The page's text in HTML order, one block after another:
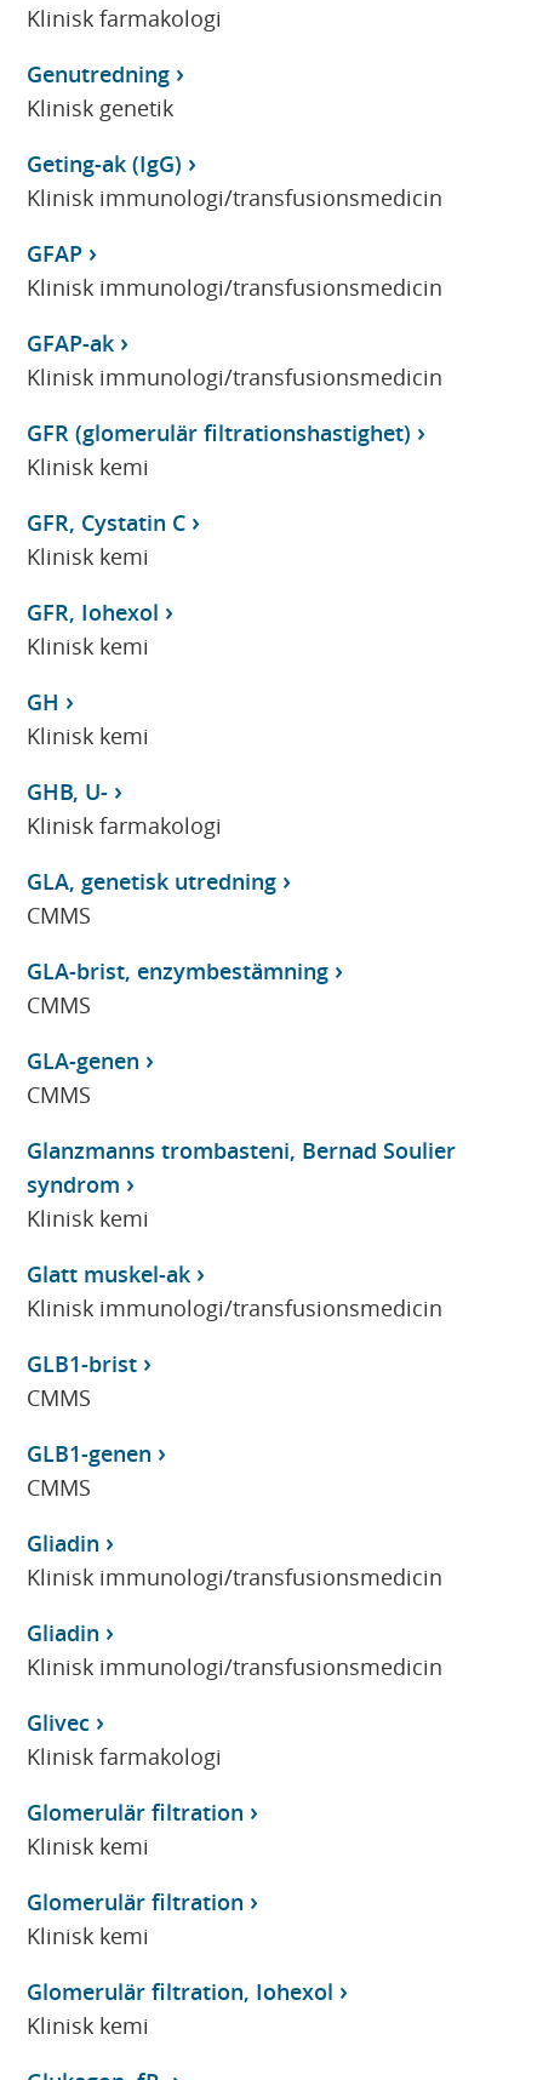
Klinisk farmakologi
Genutredning
Klinisk genetik
Geting-ak (IgG)
Klinisk immunologi/transfusionsmedicin
GFAP
Klinisk immunologi/transfusionsmedicin
GFAP-ak
Klinisk immunologi/transfusionsmedicin
GFR (glomerulär filtrationshastighet)
Klinisk kemi
GFR, Cystatin C
Klinisk kemi
GFR, Iohexol
Klinisk kemi
GH
Klinisk kemi
GHB, U-
Klinisk farmakologi
GLA, genetisk utredning
CMMS
GLA-brist, enzymbestämning
CMMS
GLA-genen
CMMS
Glanzmanns trombasteni, Bernad Soulier
syndrom
Klinisk kemi
Glatt muskel-ak
Klinisk immunologi/transfusionsmedicin
GLB1-brist
CMMS
GLB1-genen
CMMS
Gliadin
Klinisk immunologi/transfusionsmedicin
Gliadin
Klinisk immunologi/transfusionsmedicin
Glivec
Klinisk farmakologi
Glomerulär filtration
Klinisk kemi
Glomerulär filtration
Klinisk kemi
Glomerulär filtration, Iohexol
Klinisk kemi